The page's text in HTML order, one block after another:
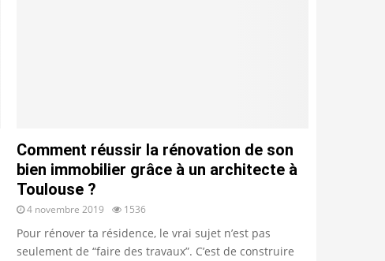
Comment réussir la rénovation de son
bien immobilier grâce à un architecte à
Toulouse ?
4 novembre 2019 1536
Pour rénover ta résidence, le vrai sujet n’est pas
seulement de “faire des travaux”. C’est de construire